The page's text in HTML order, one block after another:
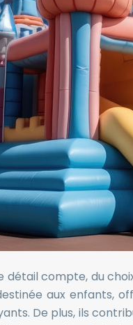
détail compte, du
aux enfants,
De plus, ils